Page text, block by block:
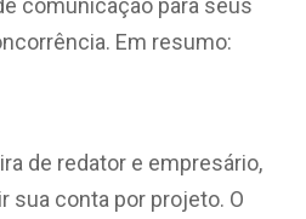
comunicação para seus
Em resumo:
de redator e empresário,
sua conta por projeto. O